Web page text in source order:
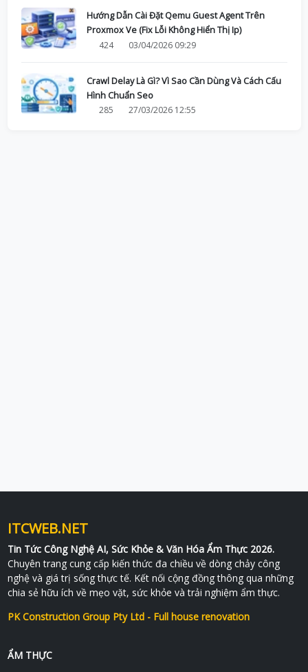
Hướng Dẫn Cài Đặt Qemu Guest Agent Trên
Proxmox Ve (Fix Lỗi Không Hiển Thị Ip)
424
03/04/2026 09:29
Crawl Delay Là Gì? Vì Sao Cần Dùng Và Cách Cấu
Hình Chuẩn Seo
285
27/03/2026 12:55
ITCWEB.NET
Tin Tức Công Nghệ AI, Sức Khỏe & Văn Hóa Ẩm Thực 2026.
Chuyên trang cung cấp kiến thức đa chiều về dòng chảy công
nghệ và giá trị sống thực tế. Kết nối cộng đồng thông qua những
chia sẻ hữu ích về mẹo vặt, sức khỏe và trải nghiệm ẩm thực.
PK Construction Group Pty Ltd - Full house renovation
ẨM THỰC